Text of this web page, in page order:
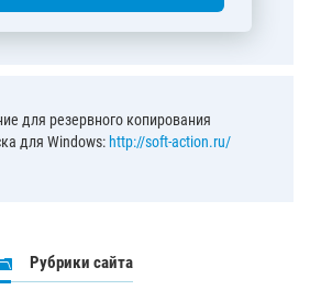
для резервного копирования
для Windows: http://soft-action.ru/
Рубрики сайта